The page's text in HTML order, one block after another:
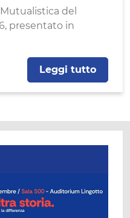
del
presentato in
Leggi tutto